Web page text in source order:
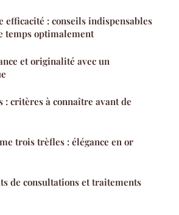
efficacité : conseils indispensables
temps optimalement
et originalité avec un
: critères à connaître avant de
trois trèfles : élégance en or
de consultations et traitements